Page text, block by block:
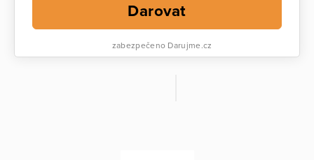
Darovat
zabezpečeno Darujme.cz